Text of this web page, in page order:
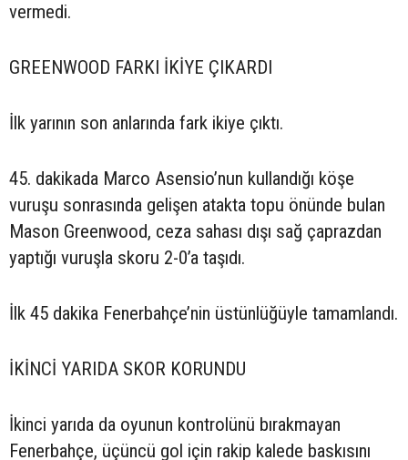
vermedi.
GREENWOOD FARKI İKİYE ÇIKARDI
İlk yarının son anlarında fark ikiye çıktı.
45. dakikada Marco Asensio’nun kullandığı köşe
vuruşu sonrasında gelişen atakta topu önünde bulan
Mason Greenwood, ceza sahası dışı sağ çaprazdan
yaptığı vuruşla skoru 2-0’a taşıdı.
İlk 45 dakika Fenerbahçe’nin üstünlüğüyle tamamlandı.
İKİNCİ YARIDA SKOR KORUNDU
İkinci yarıda da oyunun kontrolünü bırakmayan
Fenerbahçe, üçüncü gol için rakip kalede baskısını